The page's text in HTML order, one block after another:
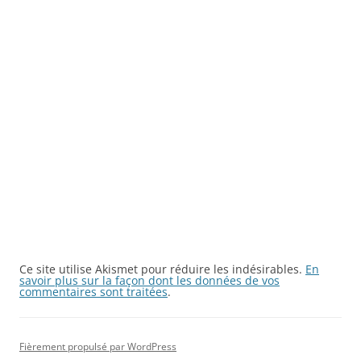
Ce site utilise Akismet pour réduire les indésirables. En
savoir plus sur la façon dont les données de vos
commentaires sont traitées.
Fièrement propulsé par WordPress